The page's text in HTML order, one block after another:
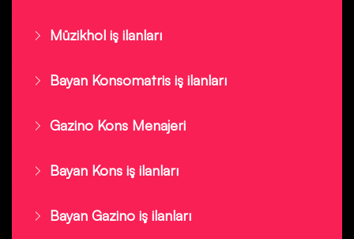
Müzikhol iş ilanları
Bayan Konsomatris iş ilanları
Gazino Kons Menajeri
Bayan Kons iş ilanları
Bayan Gazino iş ilanları